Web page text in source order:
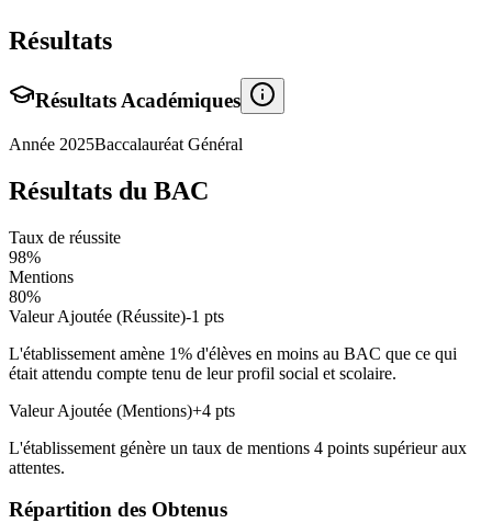
Résultats
Résultats Académiques
Année 2025Baccalauréat Général
Résultats du BAC
Taux de réussite
98%
Mentions
80%
Valeur Ajoutée (Réussite)-1 pts
L'établissement amène 1% d'élèves en moins au BAC que ce qui
était attendu compte tenu de leur profil social et scolaire.
Valeur Ajoutée (Mentions)+4 pts
L'établissement génère un taux de mentions 4 points supérieuraux
attentes.
Répartition des Obtenus